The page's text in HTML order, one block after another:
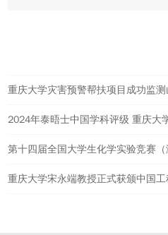
重庆大学灾害预警帮扶项目成功监
2024年泰晤士中国学科评级 重庆大
第十四届全国大学生化学实验竞赛
重庆大学宋永端教授正式获颁中国